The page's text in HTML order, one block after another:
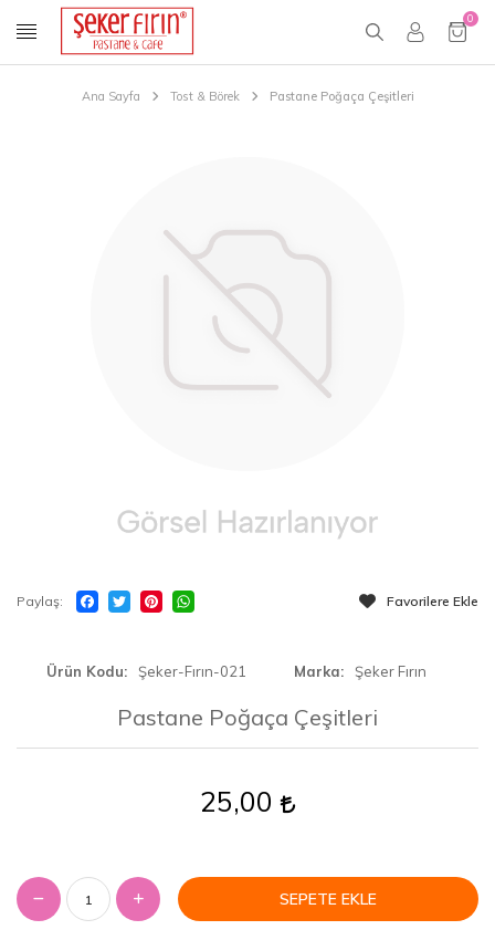
0
Ana Sayfa Tost & Börek Pastane Poğaça Çeşitleri
Paylaş Favorilere Ekle
Ürün Kodu Şeker-Fırın-021 Marka Şeker Fırın
Pastane Poğaça Çeşitleri
25,00
SEPETE EKLE